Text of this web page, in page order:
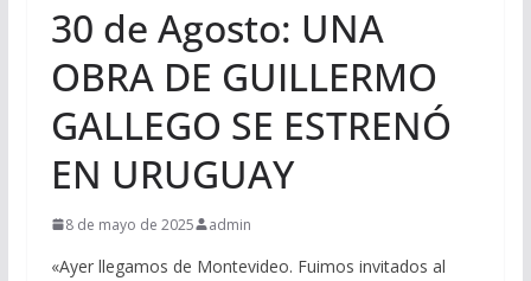
30 de Agosto: UNA
OBRA DE GUILLERMO
GALLEGO SE ESTRENÓ
EN URUGUAY
8 de mayo de 2025 admin
«Ayer llegamos de Montevideo. Fuimos invitados al